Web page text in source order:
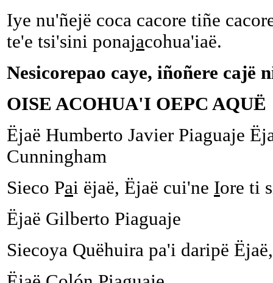
Iye nu'ñejë coca cacore tiñe
te'e tsi'sini ponajacohua'iaë.
Nesicorepao caye, iñoñere cajë
OISE ACOHUA'I OEPC AQUË
Ëjaë Humberto Javier Piaguaje
Cunningham
Sieco Pai ëjaë, Ëjaë cui'ne Iore ti
Ëjaë Gilberto Piaguaje
Siecoya Quëhuira pa'i daripë Ëjaë,